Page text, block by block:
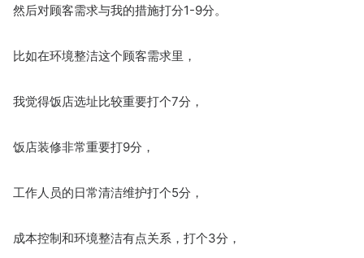
然后对顾客需求与我的措施打分1-9分。
比如在环境整洁这个顾客需求里，
我觉得饭店选址比较重要打个7分，
饭店装修非常重要打9分，
工作人员的日常清洁维护打个5分，
成本控制和环境整洁有点关系，打个3分，